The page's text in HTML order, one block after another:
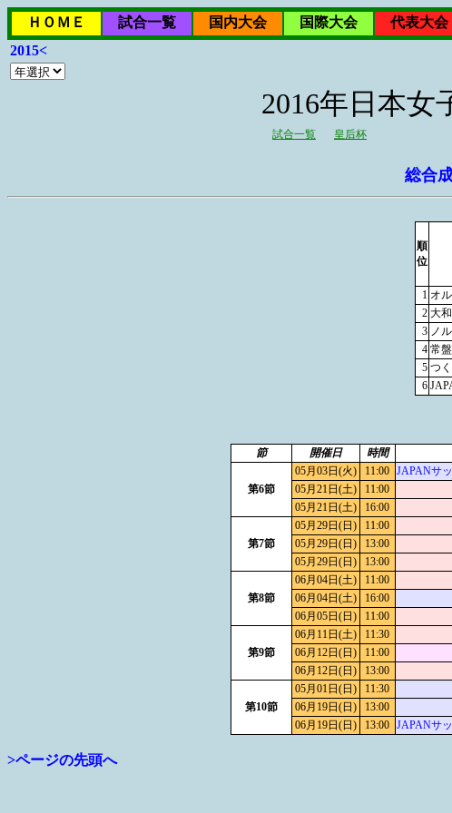
ＨＯＭＥ 試合一覧 国内大会 国際大会 代表大会
2015<
2016年日本
試合一覧 皇后杯
総合
順
位
1 オ
2 大
3 ノ
4 常
5 つ
6
節 開催日 時間
第6節
05月03日(火) 11:00 JAPANサ
05月21日(土)
11:00
05月21日(土)
16:00
第7節
05月29日(日) 11:00
05月29日(日)
13:00
05月29日(日)
13:00
第8節
06月04日(土) 11:00
06月04日(土)
16:00
06月05日(日)
11:00
第9節
06月11日(土) 11:30
06月12日(日)
11:00
06月12日(日)
13:00
第10節
05月01日(日) 11:30
06月19日(日)
13:00
06月19日(日)
13:00 JAPANサ
>ページの先頭へ